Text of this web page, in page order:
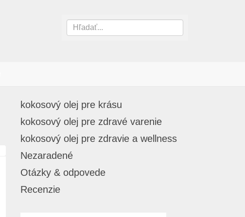
kokosový olej pre krásu
kokosový olej pre zdravé varenie
kokosový olej pre zdravie a wellness
Nezaradené
Otázky & odpovede
Recenzie